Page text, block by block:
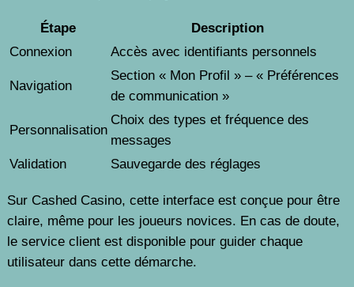
Étape
Description
Connexion
Accès avec identifiants personnels
Navigation
Section « Mon Profil » – « Préférences
de communication »
Personnalisation
Choix des types et fréquence des
messages
Validation
Sauvegarde des réglages
Sur Cashed Casino, cette interface est conçue pour être
claire, même pour les joueurs novices. En cas de doute,
le service client est disponible pour guider chaque
utilisateur dans cette démarche.